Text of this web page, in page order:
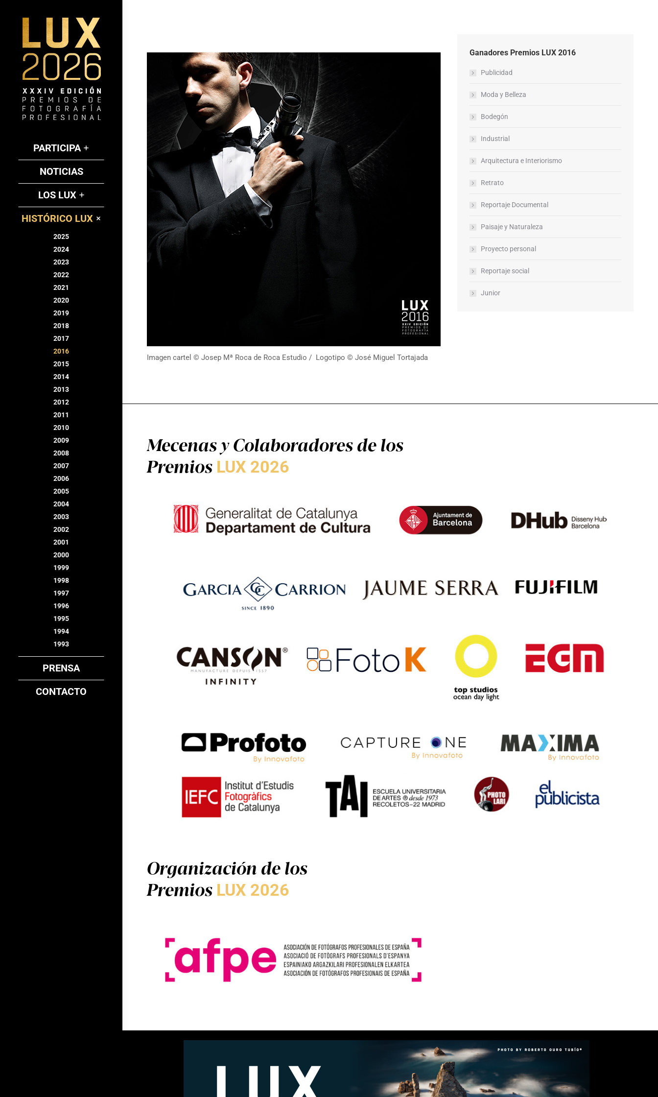
PARTICIPA
NOTICIAS
LOS LUX
HISTÓRICO LUX
2025
2024
2023
2022
2021
2020
2019
2018
2017
2016
2015
2014
2013
2012
2011
2010
2009
2008
2007
2006
2005
2004
2003
2002
2001
2000
1999
1998
1997
1996
1995
1994
1993
PRENSA
CONTACTO
Imagen cartel © Josep Mª Roca de Roca Estudio / Logotipo © José Miguel Tortajada
Ganadores Premios LUX 2016
Publicidad
Moda y Belleza
Bodegón
Industrial
Arquitectura e Interiorismo
Retrato
Reportaje Documental
Paisaje y Naturaleza
Proyecto personal
Reportaje social
Junior
Mecenas y Colaboradores de los
Premios LUX 2026
Organización de los
Premios LUX 2026